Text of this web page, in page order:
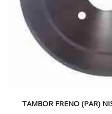
TAMBOR FRENO (PAR)